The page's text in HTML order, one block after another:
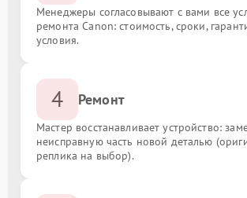
Менеджеры согласовывают с вами все
ремонта Canon: стоимость, сроки,
условия.
4 Ремонт
Мастер восстанавливает устройство:
неисправную часть новой деталью
реплика на выбор).